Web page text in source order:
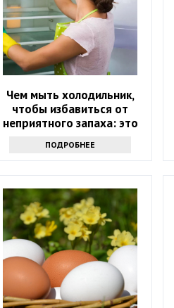
Чем мыть холодильник,
чтобы избавиться от
неприятного запаха: это
ПОДРОБНЕЕ